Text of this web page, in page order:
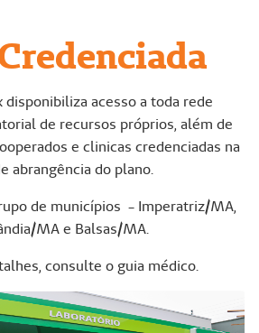
acesso a toda rede
de recursos próprios, além de
e clinicas credenciadas na
abrangência do plano.
de municípios - Imperatriz/MA,
MA e Balsas/MA.
consulte o guia médico.